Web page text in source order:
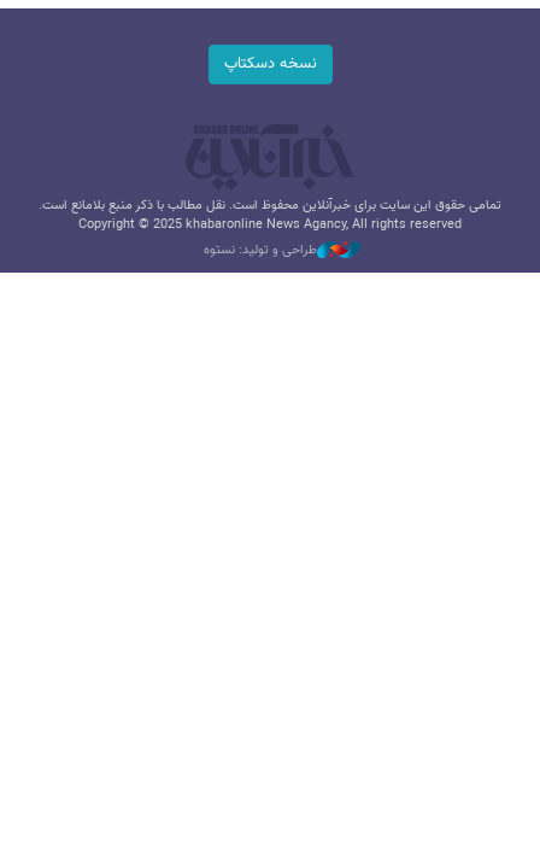
نسخه دسکتاپ
تمامی حقوق این سایت برای خبرآنلاین محفوظ است. نقل مطالب با ذکر منبع بلامانع است.
Copyright © 2025 khabaronline News Agancy, All rights reserved
طراحی و تولید: نستوه